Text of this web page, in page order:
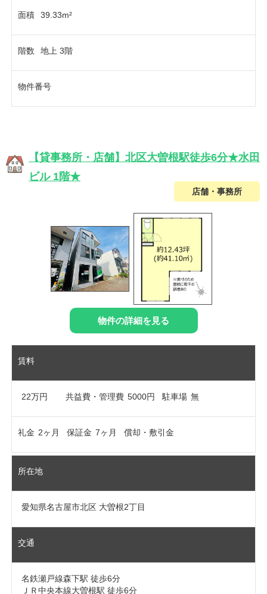
面積 39.33m²
階数 地上 3階
物件番号
【貸事務所・店舗】北区大曽根駅徒歩6分★水田
ビル 1階★
店舗・事務所
物件の詳細を見る
賃料
22万円 共益費・管理費 5000円 駐車場 無
礼金 2ヶ月 保証金 7ヶ月 償却・敷引金
所在地
愛知県名古屋市北区 大曽根2丁目
交通
名鉄瀬戸線森下駅 徒歩6分
ＪＲ中央本線大曽根駅 徒歩6分